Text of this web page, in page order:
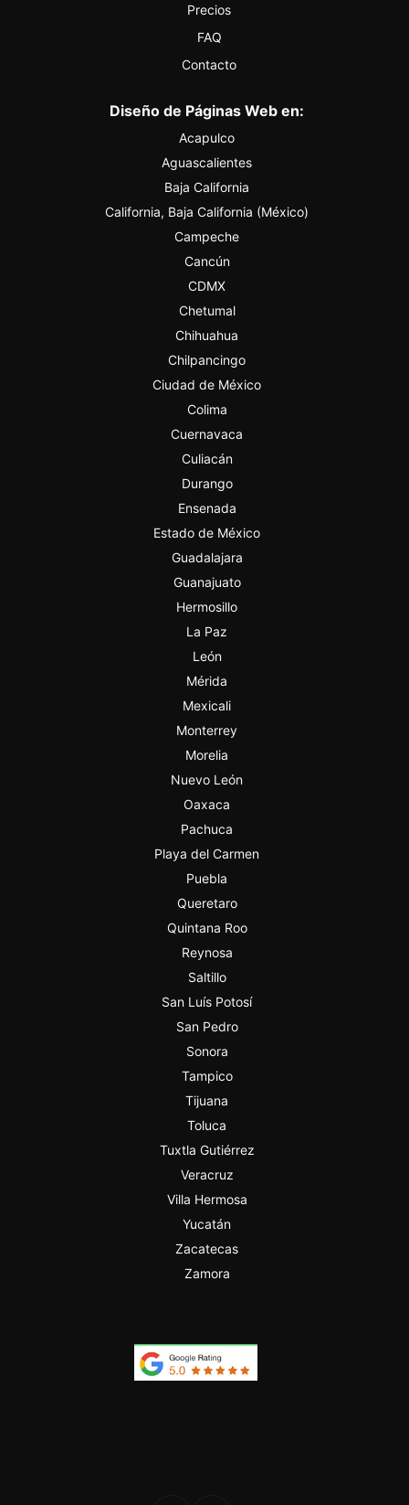
Precios
FAQ
Contacto
Diseño de Páginas Web en:
Acapulco
Aguascalientes
Baja California
California, Baja California (México)
Campeche
Cancún
CDMX
Chetumal
Chihuahua
Chilpancingo
Ciudad de México
Colima
Cuernavaca
Culiacán
Durango
Ensenada
Estado de México
Guadalajara
Guanajuato
Hermosillo
La Paz
León
Mérida
Mexicali
Monterrey
Morelia
Nuevo León
Oaxaca
Pachuca
Playa del Carmen
Puebla
Queretaro
Quintana Roo
Reynosa
Saltillo
San Luís Potosí
San Pedro
Sonora
Tampico
Tijuana
Toluca
Tuxtla Gutiérrez
Veracruz
Villa Hermosa
Yucatán
Zacatecas
Zamora